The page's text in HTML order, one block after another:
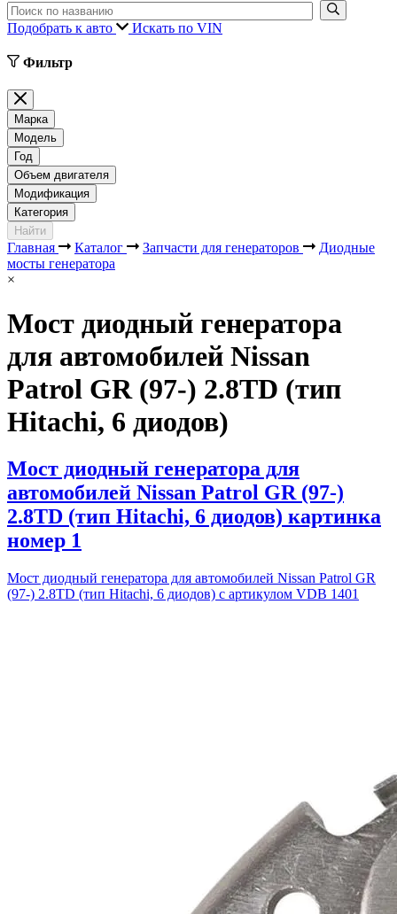
Подобрать к авто Искать по VIN
Фильтр
Марка
Модель
Год
Объем двигателя
Модификация
Категория
Найти
Главная Каталог Запчасти для генераторов
Диодные
мосты генератора
×
Мост диодный генератора
для автомобилей Nissan
Patrol GR (97-) 2.8TD (тип
Hitachi, 6 диодов)
Мост диодный генератора для
автомобилей Nissan Patrol GR (97-)
2.8TD (тип Hitachi, 6 диодов) картинка
номер 1
Мост диодный генератора для автомобилей Nissan Patrol GR
(97-) 2.8TD (тип Hitachi, 6 диодов) с артикулом VDB 1401